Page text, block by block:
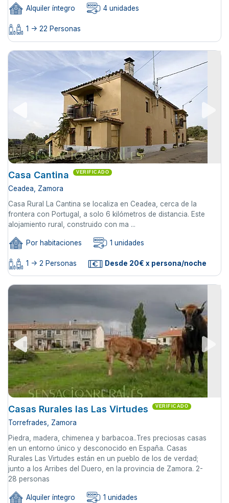
Alquiler íntegro 4 unidades
1 -> 22 Personas
Casa Cantina VERIFICADO
Ceadea, Zamora
Casa Rural La Cantina se localiza en Ceadea, cerca de la
frontera con Portugal, a solo 6 kilómetros de distancia. Este
alojamiento rural, construido con ma ...
Por habitaciones 1 unidades
1 -> 2 Personas Desde 20€ x persona/noche
Casas Rurales las Las Virtudes VERIFICADO
Torrefrades, Zamora
Piedra, madera, chimenea y barbacoa..Tres preciosas casas
en un entorno único y desconocido en España. Casas
Rurales Las Virtudes están en un pueblo de los de verdad;
junto a los Arribes del Duero, en la provincia de Zamora. 2-
28 personas
Alquiler íntegro 1 unidades